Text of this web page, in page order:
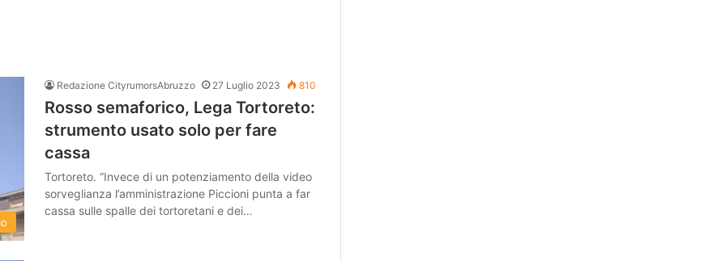
Redazione CityrumorsAbruzzo 27 Luglio 2023 810
Rosso semaforico, Lega Tortoreto:
strumento usato solo per fare
cassa
Tortoreto. “Invece di un potenziamento della video
sorveglianza l’amministrazione Piccioni punta a far
cassa sulle spalle dei tortoretani e dei…